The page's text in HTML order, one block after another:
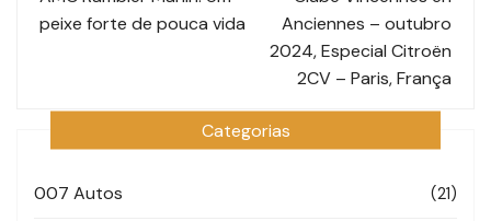
peixe forte de pouca vida
Anciennes – outubro
2024, Especial Citroën
2CV – Paris, França
Categorias
007 Autos (21)